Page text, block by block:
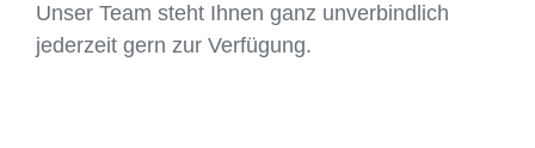
Unser Team steht Ihnen ganz unverbindlich
jederzeit gern zur Verfügung.